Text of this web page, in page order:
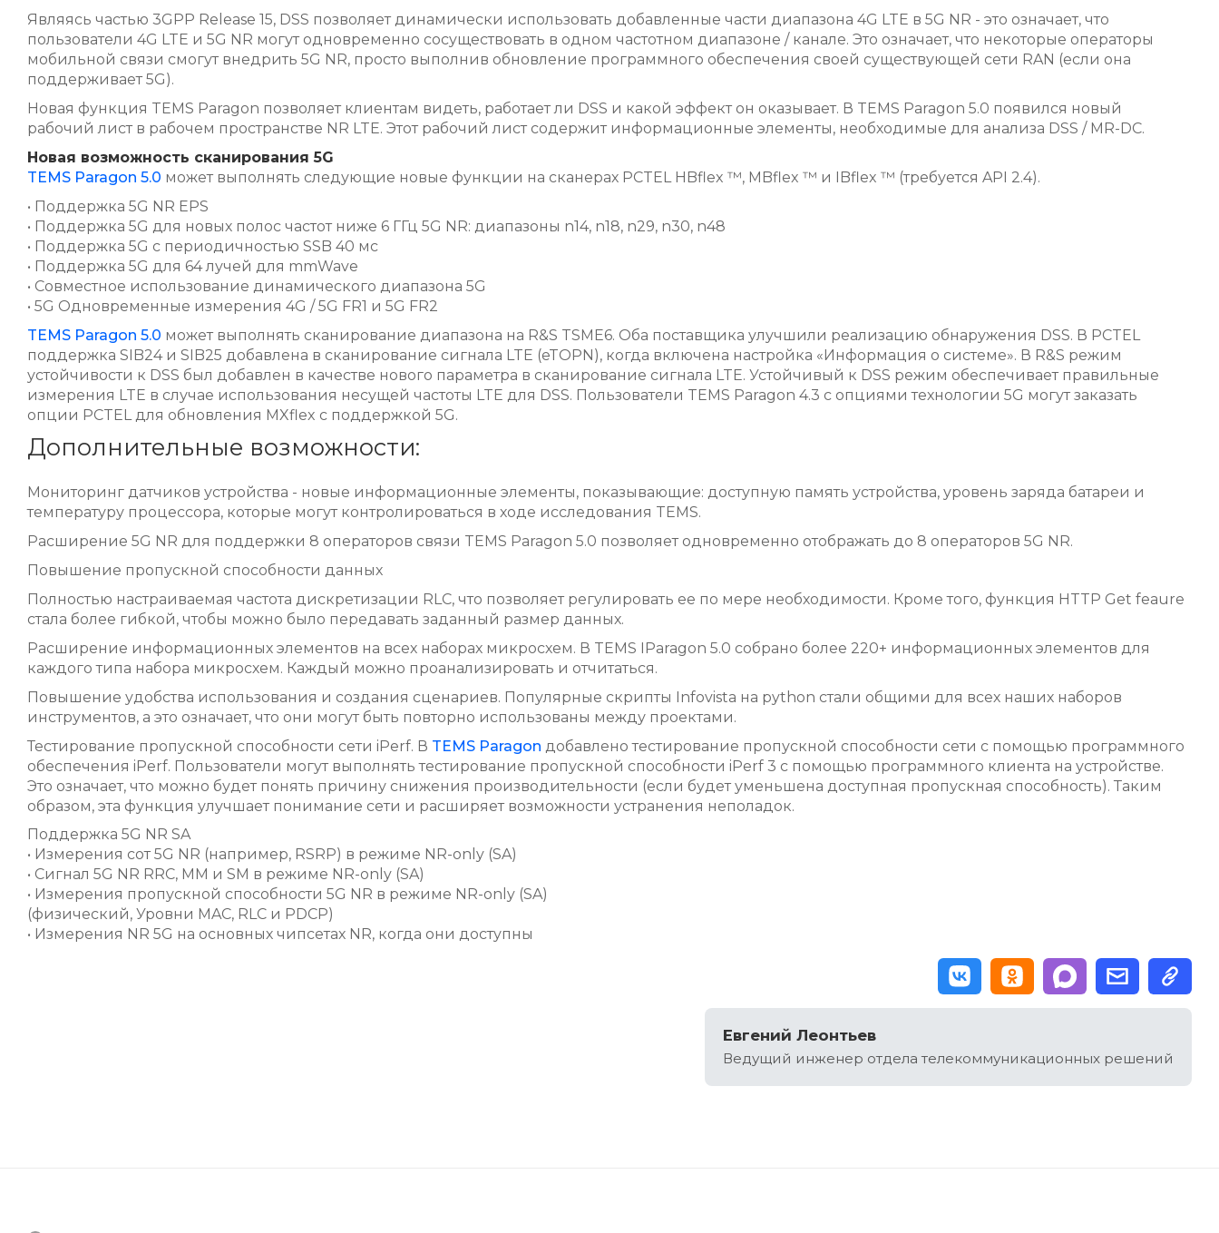
Являясь частью 3GPP Release 15, DSS позволяет динамически использовать добавленные части диапазона 4G LTE в 5G NR - это означает, что
пользователи 4G LTE и 5G NR могут одновременно сосуществовать в одном частотном диапазоне / канале. Это означает, что некоторые операторы
мобильной связи смогут внедрить 5G NR, просто выполнив обновление программного обеспечения своей существующей сети RAN (если она
поддерживает 5G).
Новая функция TEMS Paragon позволяет клиентам видеть, работает ли DSS и какой эффект он оказывает. В TEMS Paragon 5.0 появился новый
рабочий лист в рабочем пространстве NR LTE. Этот рабочий лист содержит информационные элементы, необходимые для анализа DSS / MR-DC.
Новая возможность сканирования 5G
TEMS Paragon 5.0 может выполнять следующие новые функции на сканерах PCTEL HBflex ™, MBflex ™ и IBflex ™ (требуется API 2.4).
• Поддержка 5G NR EPS
• Поддержка 5G для новых полос частот ниже 6 ГГц 5G NR: диапазоны n14, n18, n29, n30, n48
• Поддержка 5G с периодичностью SSB 40 мс
• Поддержка 5G для 64 лучей для mmWave
• Совместное использование динамического диапазона 5G
• 5G Одновременные измерения 4G / 5G FR1 и 5G FR2
TEMS Paragon 5.0 может выполнять сканирование диапазона на R&S TSME6. Оба поставщика улучшили реализацию обнаружения DSS. В PCTEL
поддержка SIB24 и SIB25 добавлена в сканирование сигнала LTE (eTOPN), когда включена настройка «Информация о системе». В R&S режим
устойчивости к DSS был добавлен в качестве нового параметра в сканирование сигнала LTE. Устойчивый к DSS режим обеспечивает правильные
измерения LTE в случае использования несущей частоты LTE для DSS. Пользователи TEMS Paragon 4.3 с опциями технологии 5G могут заказать
опции PCTEL для обновления MXflex с поддержкой 5G.
Дополнительные возможности:
Мониторинг датчиков устройства - новые информационные элементы, показывающие: доступную память устройства, уровень заряда батареи и
температуру процессора, которые могут контролироваться в ходе исследования TEMS.
Расширение 5G NR для поддержки 8 операторов связи TEMS Paragon 5.0 позволяет одновременно отображать до 8 операторов 5G NR.
Повышение пропускной способности данных
Полностью настраиваемая частота дискретизации RLC, что позволяет регулировать ее по мере необходимости. Кроме того, функция HTTP Get feaure
стала более гибкой, чтобы можно было передавать заданный размер данных.
Расширение информационных элементов на всех наборах микросхем. В TEMS IParagon 5.0 собрано более 220+ информационных элементов для
каждого типа набора микросхем. Каждый можно проанализировать и отчитаться.
Повышение удобства использования и создания сценариев. Популярные скрипты Infovista на python стали общими для всех наших наборов
инструментов, а это означает, что они могут быть повторно использованы между проектами.
Тестирование пропускной способности сети iPerf. В TEMS Paragon добавлено тестирование пропускной способности сети с помощью программного
обеспечения iPerf. Пользователи могут выполнять тестирование пропускной способности iPerf 3 с помощью программного клиента на устройстве.
Это означает, что можно будет понять причину снижения производительности (если будет уменьшена доступная пропускная способность). Таким
образом, эта функция улучшает понимание сети и расширяет возможности устранения неполадок.
Поддержка 5G NR SA
• Измерения сот 5G NR (например, RSRP) в режиме NR-only (SA)
• Сигнал 5G NR RRC, MM и SM в режиме NR-only (SA)
• Измерения пропускной способности 5G NR в режиме NR-only (SA)
(физический, Уровни MAC, RLC и PDCP)
• Измерения NR 5G на основных чипсетах NR, когда они доступны
Евгений Леонтьев
Ведущий инженер отдела телекоммуникационных решений